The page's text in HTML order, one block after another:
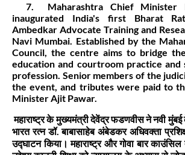
7. Maharashtra Chief Minister
inaugurated India's first Bharat
Ambedkar Advocate Training and
Navi Mumbai. Established by the
Council, the centre aims to bridge
education and courtroom practice
profession. Senior members of the
the event, and tributes were paid to
Minister Ajit Pawar.
महाराष्ट्र के मुख्यमंत्री देवेंद्र फडणवीस ने नवी
भारत रत्न डॉ. बाबासाहेब अंबेडकर अधिवक्ता
उद्घाटन किया। महाराष्ट्र और गोवा बार काउंसिल